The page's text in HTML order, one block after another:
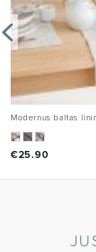
Modernus baltas
€25.90